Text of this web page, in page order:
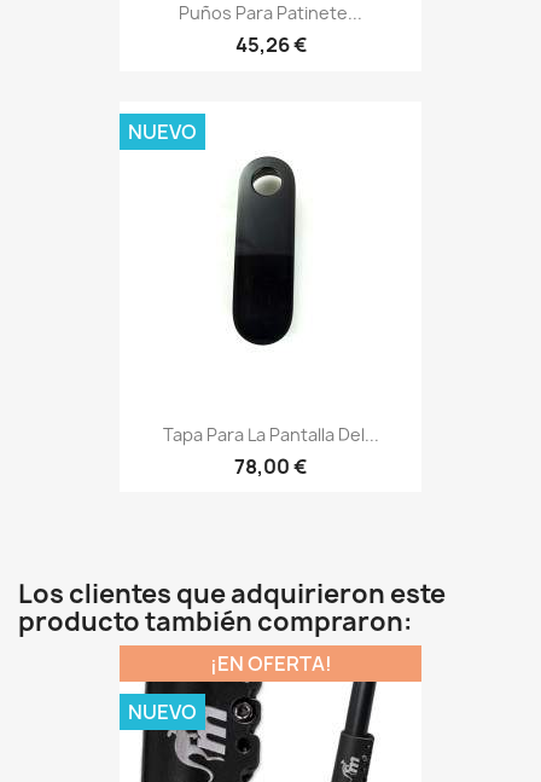
Puños Para Patinete...
45,26 €
Tapa Para La Pantalla Del...
78,00 €
NUEVO
Los clientes que adquirieron este
producto también compraron:
¡EN OFERTA!
NUEVO